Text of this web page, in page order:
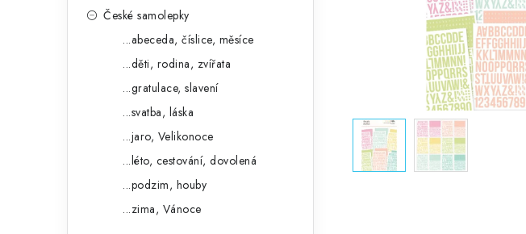
České samolepky
...abeceda, číslice, měsíce
...děti, rodina, zvířata
...gratulace, slavení
...svatba, láska
...jaro, Velikonoce
...léto, cestování, dovolená
...podzim, houby
...zima, Vánoce